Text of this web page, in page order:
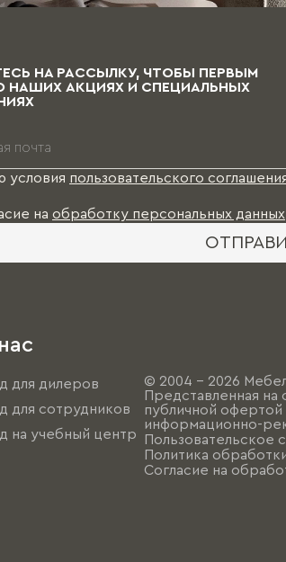
НА РАССЫЛКУ, ЧТОБЫ ПЕРВЫМ
НАШИХ АКЦИЯХ И СПЕЦИАЛЬНЫХ
условия пользовательского
на обработку персональных данных
для дилеров
для сотрудников
на учебный центр
© 2004 - 2026
Представленная на
публичной офертой
информационно-
Пользовательское
Политика
Согласие на